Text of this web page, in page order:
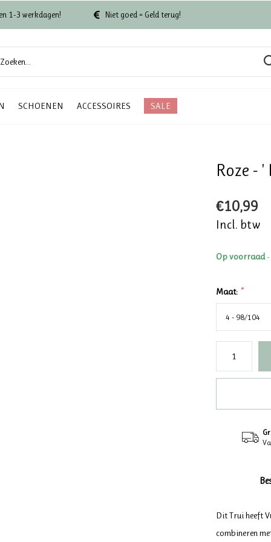
SCHOENEN ACCESSOIRES SALE
1-3 werkdagen! Niet goed = Geld terug!
Roze -
€10,99
Incl. btw
Op voorraad
Maat: *
Dit Trui heeft
combineren